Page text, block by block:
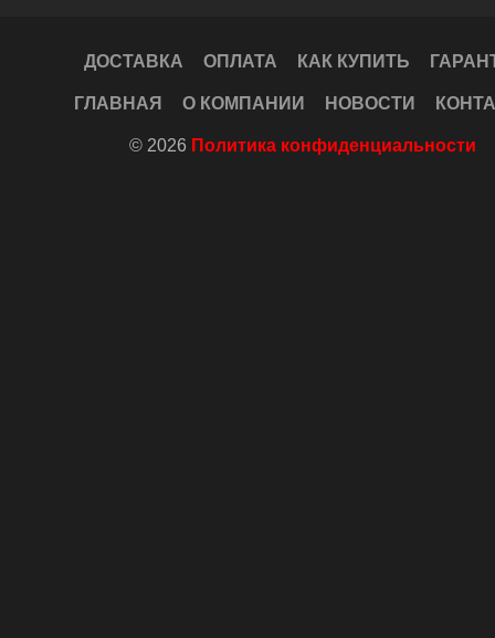
ДОСТАВКА ОПЛАТА КАК КУПИТЬ
ГЛАВНАЯ О КОМПАНИИ НОВОСТИ
© 2026 Политика конфиденциальности